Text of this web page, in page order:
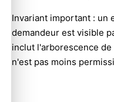
Invariant important : un
demandeur est visible
inclut l'arborescence
n'est pas moins